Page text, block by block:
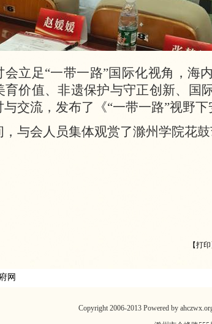
会立足“一带一路”国际化视角，海
育价值、非遗保护与守正创新、国
交流，发布了《“一带一路”视野
与会人员集体观赏了滁州学院花鼓
【打印
网
Copyright 2006-2013 Powered by